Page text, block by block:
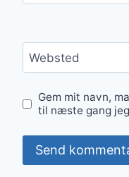
Websted
Gem mit navn,
til næste gang